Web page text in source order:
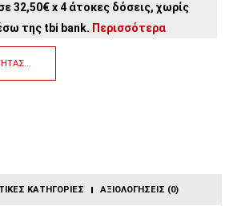
32,50€/ μήνα
43,33€/ μήνα
65,00€/ μήνα
32,50€ x 4 άτοκες δόσεις, χωρίς
της tbi bank. Περισσότερα
ΚΑΤΗΓΟΡΊΕΣ ΑΞΙΟΛΟΓΉΣΕΙΣ (0)